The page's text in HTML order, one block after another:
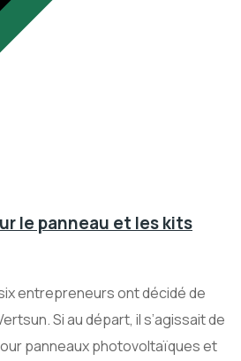
le panneau et les kits
entrepreneurs ont décidé de
Si au départ, il s’agissait de
panneaux photovoltaïques et